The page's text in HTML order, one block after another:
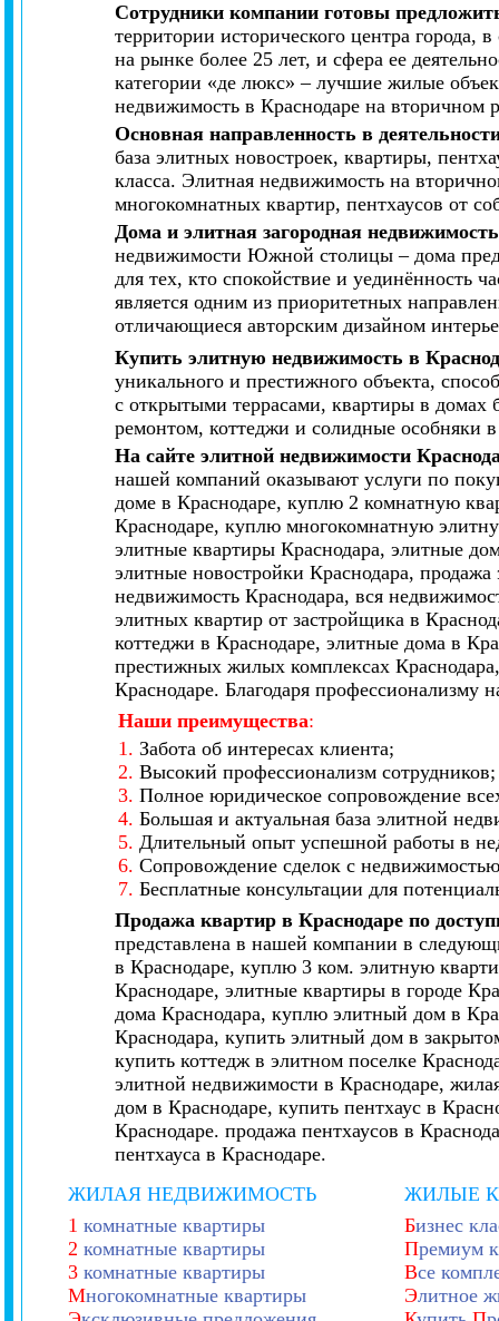
Сотрудники компании готовы
территории исторического центра
на рынке более 25 лет, и сфера ее
категории «де люкс» – лучшие жилые
недвижимость в Краснодаре на
Основная направленность в
база элитных новостроек, квартиры,
класса. Элитная недвижимость на
многокомнатных квартир, пентхаусов от
Дома и элитная загородная
недвижимости Южной столицы – дома
для тех, кто спокойствие и уединённость
является одним из приоритетных
отличающиеся авторским дизайном
Купить элитную недвижимость в
уникального и престижного объекта,
с открытыми террасами, квартиры в домах
ремонтом, коттеджи и солидные особняки
На сайте элитной недвижимости
нашей компаний оказывают услуги по
доме в Краснодаре, куплю 2 комнатную
Краснодаре, куплю многокомнатную
элитные квартиры Краснодара, элитные
элитные новостройки Краснодара,
недвижимость Краснодара, вся
элитных квартир от застройщика в
коттеджи в Краснодаре, элитные дома в
престижных жилых комплексах
Краснодаре. Благодаря
Наши преимущества:
1. Забота об интересах клиента;
2. Высокий профессионализм сотрудников;
3. Полное юридическое сопровождение
4. Большая и актуальная база элитной
5. Длительный опыт успешной работы в
6. Сопровождение сделок с
7. Бесплатные консультации для
Продажа квартир в Краснодаре по
представлена в нашей компании в
в Краснодаре, куплю 3 ком. элитную
Краснодаре, элитные квартиры в городе
дома Краснодара, куплю элитный дом в
Краснодара, купить элитный дом в
купить коттедж в элитном поселке
элитной недвижимости в Краснодаре,
дом в Краснодаре, купить пентхаус в
Краснодаре. продажа пентхаусов в
пентхауса в Краснодаре.
ЖИЛАЯ НЕДВИЖИМОСТЬ
1 комнатные квартиры
2 комнатные квартиры
3 комнатные квартиры
Многокомнатные квартиры
ЖИЛЫЕ
Бизнес
Премиум
Все
Элитное